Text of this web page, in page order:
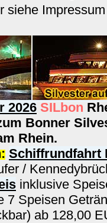
siehe
2026 SILbon
Bonner
Rhein.
Schiffrundfahrt
/
inklusive
7 Speisen
ab 128,00